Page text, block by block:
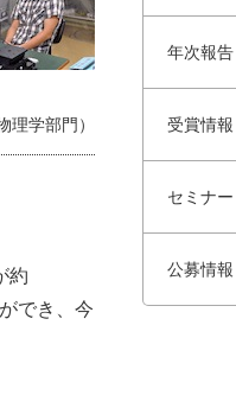
学部門）
約
でき、今
年次報告
受賞情報
セミナ
公募情報